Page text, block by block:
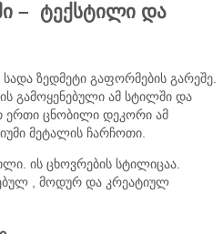
– ტექსტილი და
ზედმეტი გაფორმების გარეშე.
გამოყენებული ამ სტილში და
ერთი ცნობილი დეკორი ამ
მეტალის ჩარჩოთი.
ის ცხოვრების სტილიცაა.
, მოდურ და კრეატიულ